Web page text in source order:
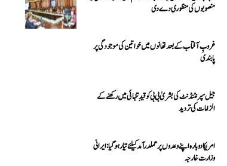
منصوبوں کی منظوری دے دی
غروبِ آفتاب کے بعد تھانوں میں خواتین کی موجودگی پر
پابندی
جیل سپرنٹنڈنٹ کی بشریٰ بی بی کو قیدِ تنہائی میں رکھنے کے
الزامات کی تردید
امریکا دوبارہ اپنے وعدوں پر عملدرآمد کیلئے تیار ہو گیا: ایرانی
وزارت خارجہ